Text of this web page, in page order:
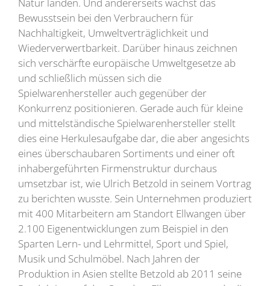
Bewusstsein bei den Verbrauchern für
Nachhaltigkeit, Umweltverträglichkeit und
Wiederverwertbarkeit. Darüber hinaus zeichnen
sich verschärfte europäische Umweltgesetze ab
und schließlich müssen sich die
Spielwarenhersteller auch gegenüber der
Konkurrenz positionieren. Gerade auch für kleine
und mittelständische Spielwarenhersteller stellt
dies eine Herkulesaufgabe dar, die aber angesichts
eines überschaubaren Sortiments und einer oft
inhabergeführten Firmenstruktur durchaus
umsetzbar ist, wie Ulrich Betzold in seinem Vortrag
zu berichten wusste. Sein Unternehmen produziert
mit 400 Mitarbeitern am Standort Ellwangen über
2.100 Eigenentwicklungen zum Beispiel in den
Sparten Lern- und Lehrmittel, Sport und Spiel,
Musik und Schulmöbel. Nach Jahren der
Produktion in Asien stellte Betzold ab 2011 seine